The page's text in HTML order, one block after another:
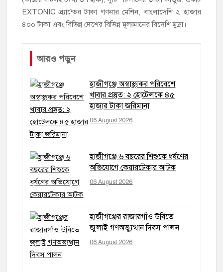
EXTONIC ব্র্যান্ডের টাকা গণনার মেশিন, বাংলাদেশি ২ হাজার
৪০০ টাকা এবং বিভিন্ন দেশের বিভিন্ন মূল্যমানের বিদেশি মুদ্রা।
আরও পড়ুন
হাজীগঞ্জে অস্বাস্থ্যকর পরিবেশে
খাবার প্রস্তুত: ২ হোটেলকে ৪৫
হাজার টাকা জরিমানা
06 August 2026
হাজীগঞ্জে ৬ বছরের শিশুকে ধর্ষণের
অভিযোগে কেয়ারটেকার আটক
06 August 2026
হাজীগঞ্জের রাজারগাঁও উবিতে
জুলাই গণঅভ্যুত্থান দিবস পালন
06 August 2026